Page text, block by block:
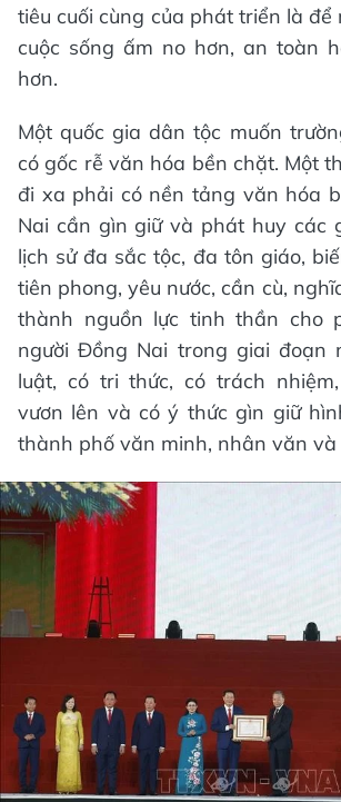
tiêu cuối cùng của phát triển là để
cuộc sống ấm no hơn, an toàn
hơn.
Một quốc gia dân tộc muốn
có gốc rễ văn hóa bền chặt. Một
đi xa phải có nền tảng văn hóa
Nai cần gìn giữ và phát huy các
lịch sử đa sắc tộc, đa tôn giáo,
tiên phong, yêu nước, cần cù,
thành nguồn lực tinh thần cho
người Đồng Nai trong giai đoạn
luật, có tri thức, có trách
vươn lên và có ý thức gìn giữ
thành phố văn minh, nhân văn và